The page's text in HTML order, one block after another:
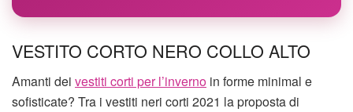
VESTITO CORTO NERO COLLO ALTO
Amanti dei vestiti corti per l’inverno in forme minimal e
sofisticate? Tra i vestiti neri corti 2021 la proposta di